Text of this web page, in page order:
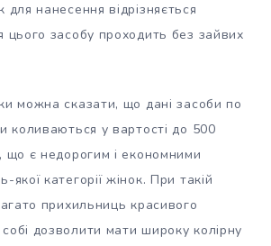
для нанесення відрізняється
цього засобу проходить без зайвих
можна сказати, що дані засоби по
коливаються у вартості до 500
що є недорогим і економними
якої категорії жінок. При такій
прихильниць красивого
дозволити мати широку колірну